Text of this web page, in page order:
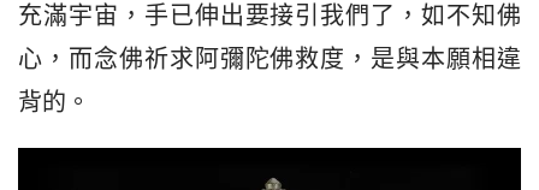
充滿宇宙，手已伸出要接引我們了，如不知佛
心，而念佛祈求阿彌陀佛救度，是與本願相違
背的。